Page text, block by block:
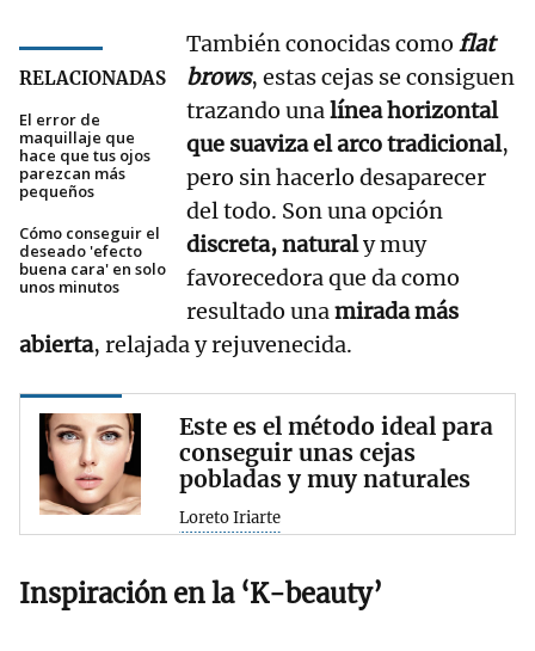
RELACIONADAS
El error de
maquillaje que
hace que tus ojos
parezcan más
pequeños
Cómo conseguir el
deseado 'efecto
buena cara' en solo
unos minutos
También conocidas como flat
brows, estas cejas se consiguen
trazando unalínea horizontal
que suaviza el arco tradicional,
pero sin hacerlo desaparecer
del todo. Son una opción
discreta, naturaly muy
favorecedora que da como
resultado unamirada más
abierta, relajada y rejuvenecida.
Este es el método ideal para
conseguir unas cejas
pobladas y muy naturales
Loreto Iriarte
Inspiración en la ‘K-beauty’